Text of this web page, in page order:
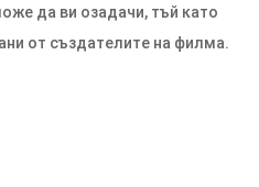
да ви озадачи, тъй като
от създателите на филма.